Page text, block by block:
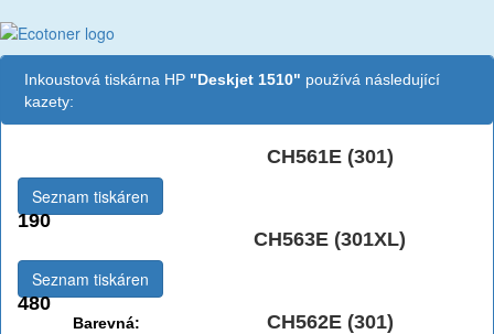
Inkoustová tiskárna HP "Deskjet 1510" používá následující
kazety:
CH561E (301)
190
Seznam tiskáren
CH563E (301XL)
480
Seznam tiskáren
Barevná: CH562E (301)